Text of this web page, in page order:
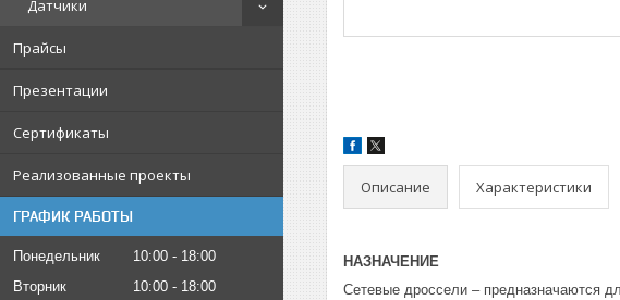
Датчики
Прайсы
Презентации
Сертификаты
Реализованные проекты
ГРАФИК РАБОТЫ
Понедельник 10:00
18:00
Вторник
10:00
18:00
Описание Характеристики
НАЗНАЧЕНИЕ
Сетевые дроссели – предназначаются